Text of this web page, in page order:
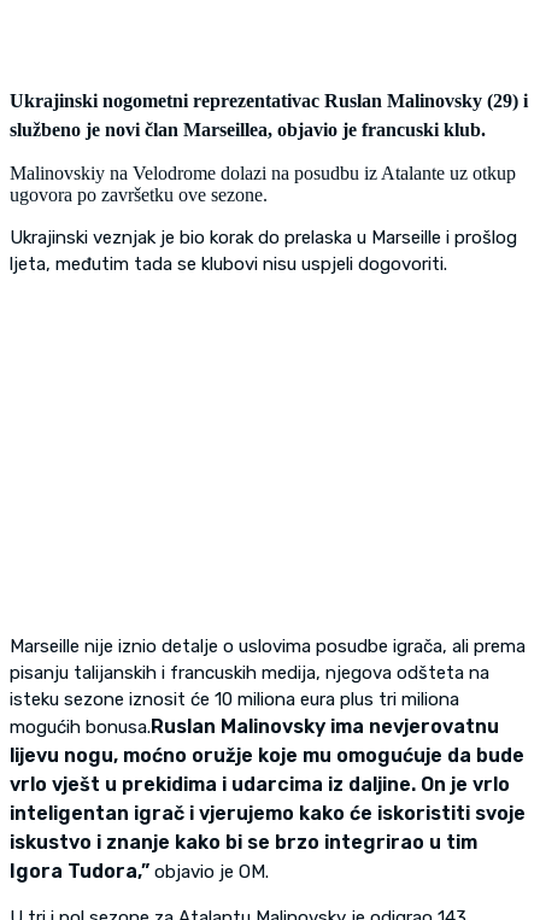
Ukrajinski nogometni reprezentativac Ruslan Malinovsky (29) i
službeno je novi član Marseillea, objavio je francuski klub.
Malinovskiy na Velodrome dolazi na posudbu iz Atalante uz otkup
ugovora po završetku ove sezone.
Ukrajinski veznjak je bio korak do prelaska u Marseille i prošlog
ljeta, međutim tada se klubovi nisu uspjeli dogovoriti.
Marseille nije iznio detalje o uslovima posudbe igrača, ali prema
pisanju talijanskih i francuskih medija, njegova odšteta na
isteku sezone iznosit će 10 miliona eura plus tri miliona
mogućih bonusa.Ruslan Malinovsky ima nevjerovatnu
lijevu nogu, moćno oružje koje mu omogućuje da bude
vrlo vješt u prekidima i udarcima iz daljine. On je vrlo
inteligentan igrač i vjerujemo kako će iskoristiti svoje
iskustvo i znanje kako bi se brzo integrirao u tim
Igora Tudora,” objavio je OM.